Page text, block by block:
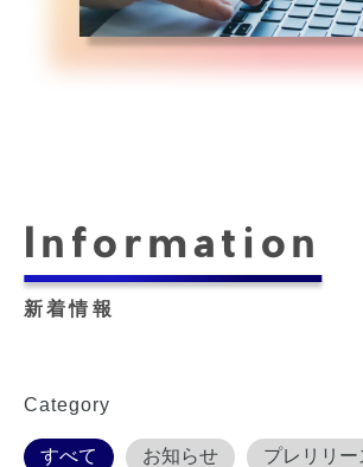
Information
新着情報
Category
すべて お知らせ プレリリー